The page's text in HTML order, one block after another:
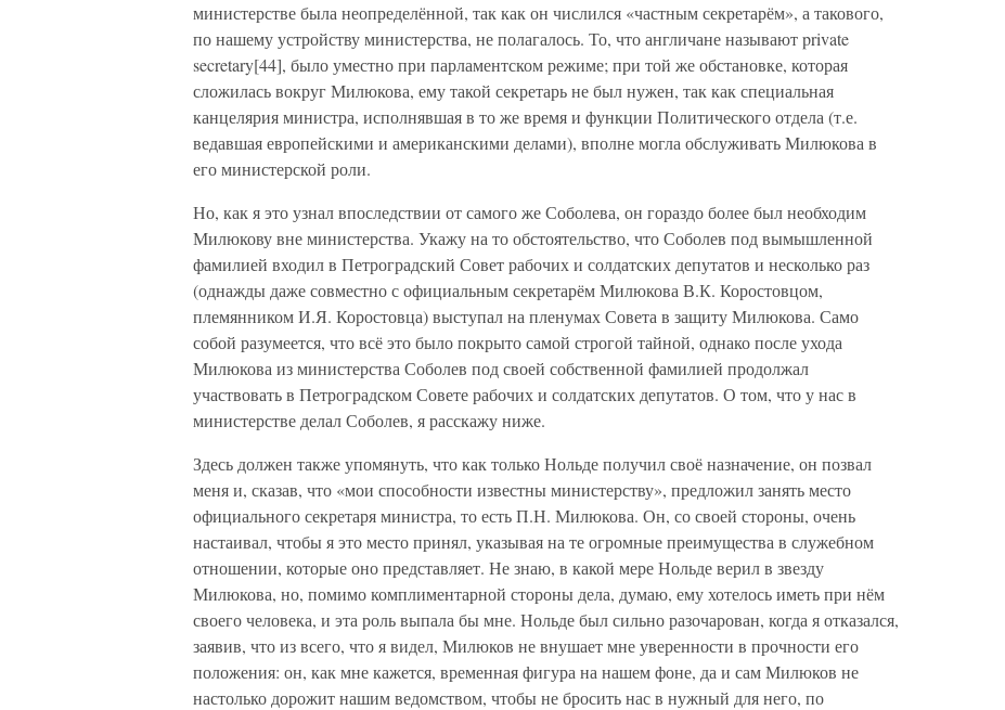
министерстве была неопределённой, так как он числился «частным секретарём», а такового,
по нашему устройству министерства, не полагалось. То, что англичане называют private
secretary[44], было уместно при парламентском режиме; при той же обстановке, которая
сложилась вокруг Милюкова, ему такой секретарь не был нужен, так как специальная
канцелярия министра, исполнявшая в то же время и функции Политического отдела (т.е.
ведавшая европейскими и американскими делами), вполне могла обслуживать Милюкова в
его министерской роли.
Но, как я это узнал впоследствии от самого же Соболева, он гораздо более был необходим
Милюкову вне министерства. Укажу на то обстоятельство, что Соболев под вымышленной
фамилией входил в Петроградский Совет рабочих и солдатских депутатов и несколько раз
(однажды даже совместно с официальным секретарём Милюкова В.К. Коростовцом,
племянником И.Я. Коростовца) выступал на пленумах Совета в защиту Милюкова. Само
собой разумеется, что всё это было покрыто самой строгой тайной, однако после ухода
Милюкова из министерства Соболев под своей собственной фамилией продолжал
участвовать в Петроградском Совете рабочих и солдатских депутатов. О том, что у нас в
министерстве делал Соболев, я расскажу ниже.
Здесь должен также упомянуть, что как только Нольде получил своё назначение, он позвал
меня и, сказав, что «мои способности известны министерству», предложил занять место
официального секретаря министра, то есть П.Н. Милюкова. Он, со своей стороны, очень
настаивал, чтобы я это место принял, указывая на те огромные преимущества в служебном
отношении, которые оно представляет. Не знаю, в какой мере Нольде верил в звезду
Милюкова, но, помимо комплиментарной стороны дела, думаю, ему хотелось иметь при нём
своего человека, и эта роль выпала бы мне. Нольде был сильно разочарован, когда я отказался,
заявив, что из всего, что я видел, Милюков не внушает мне уверенности в прочности его
положения: он, как мне кажется, временная фигура на нашем фоне, да и сам Милюков не
настолько дорожит нашим ведомством, чтобы не бросить нас в нужный для него, по